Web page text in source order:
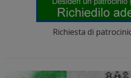
Richiesta di